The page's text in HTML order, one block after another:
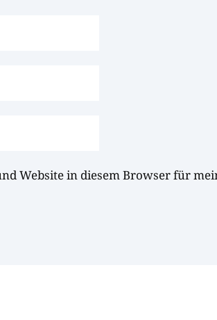
Website in diesem Browser für